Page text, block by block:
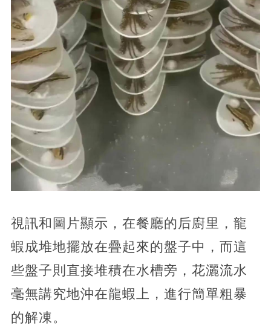
視訊和圖片顯示， 在餐廳的后廚里，龍
蝦成堆地擺放在疊起來的盤子中，而這
些盤子則直接堆積在水槽旁，花灑流水
毫無講究地沖在龍蝦上，進行簡單粗暴
的解凍。